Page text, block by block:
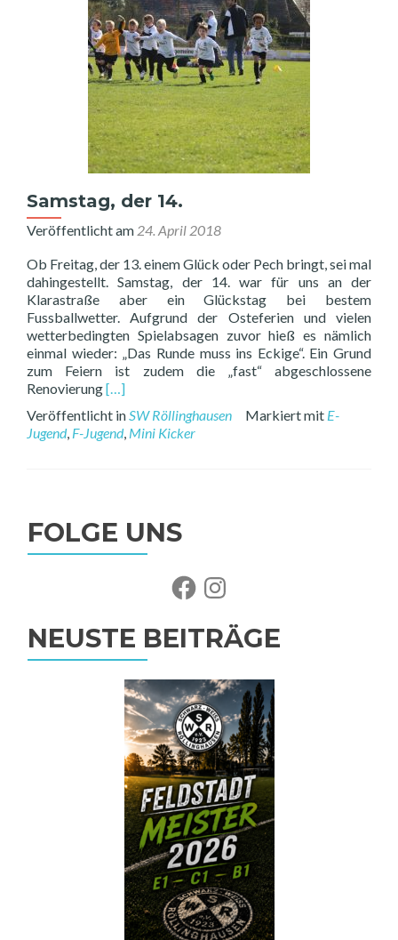
Samstag, der 14.
Veröffentlicht am 24. April 2018
Ob Freitag, der 13. einem Glück oder Pech bringt, sei mal
dahingestellt. Samstag, der 14. war für uns an der
Klarastraße aber ein Glückstag bei bestem
Fussballwetter. Aufgrund der Osteferien und vielen
wetterbedingten Spielabsagen zuvor hieß es nämlich
einmal wieder: „Das Runde muss ins Eckige“. Ein Grund
zum Feiern ist zudem die „fast“ abgeschlossene
RenovierungRead
about
Samstag,
[…]
Veröffentlicht inSW Röllinghausen Markiert mit E-
Jugend, F-Jugend, Mini Kicker
FOLGE UNS
FacebookInstagram
NEUSTE BEITRÄGE